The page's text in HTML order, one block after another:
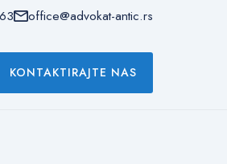
office@advokat-antic.rs
KONTAKTIRAJTE NAS